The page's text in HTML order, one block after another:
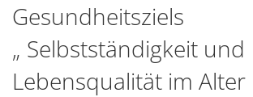
Gesundheitsziels
„ Selbstständigkeit und
Lebensqualität im Alter